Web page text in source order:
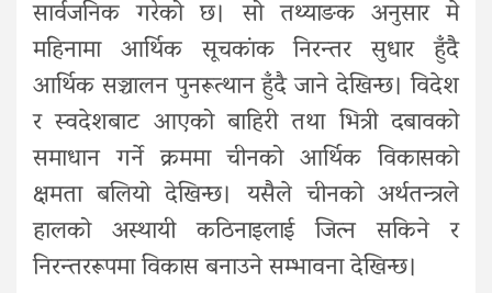
सार्वजनिक गरेको छ। सो तथ्याङक अनुसार मे
महिनामा आर्थिक सूचकांक निरन्तर सुधार हुँदै
आर्थिक सञ्चालन पुनरूत्थान हुँदै जाने देखिन्छ। विदेश
र स्वदेशबाट आएको बाहिरी तथा भित्री दबावको
समाधान गर्ने क्रममा चीनको आर्थिक विकासको
क्षमता बलियो देखिन्छ। यसैले चीनको अर्थतन्त्रले
हालको अस्थायी कठिनाइलाई जित्न सकिने र
निरन्तररूपमा विकास बनाउने सम्भावना देखिन्छ।